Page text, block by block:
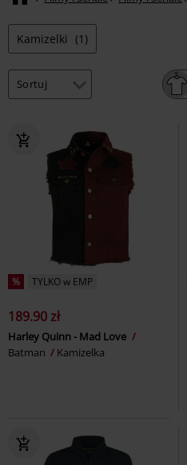
Kamizelki (1)
% TYLKO w EMP
189.90 zł
Harley Quinn - Mad Love
Batman
Kamizelka